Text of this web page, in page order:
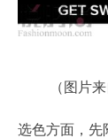
（图片
选色方面，先